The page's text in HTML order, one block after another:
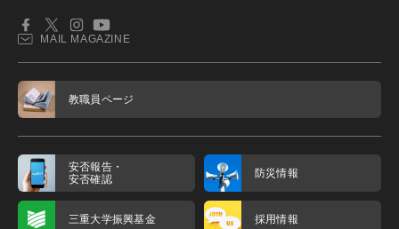
MAIL MAGAZINE
教職員ページ
安否報告・
安否確認
防災情報
三重大学振興基金 採用情報